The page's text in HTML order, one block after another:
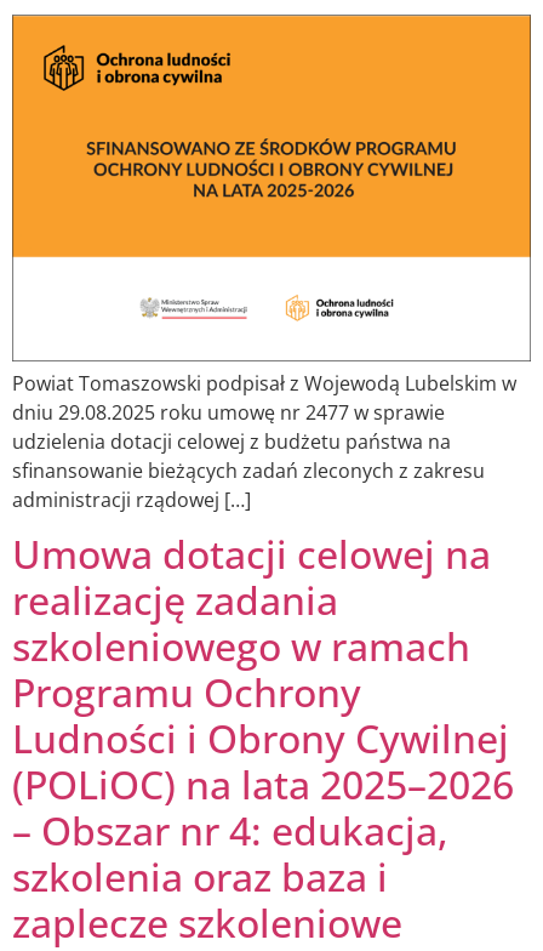
Powiat Tomaszowski podpisał z Wojewodą Lubelskim w
dniu 29.08.2025 roku umowę nr 2477 w sprawie
udzielenia dotacji celowej z budżetu państwa na
sfinansowanie bieżących zadań zleconych z zakresu
administracji rządowej […]
Umowa dotacji celowej na
realizację zadania
szkoleniowego w ramach
Programu Ochrony
Ludności i Obrony Cywilnej
(POLiOC) na lata 2025–2026
– Obszar nr 4: edukacja,
szkolenia oraz baza i
zaplecze szkoleniowe